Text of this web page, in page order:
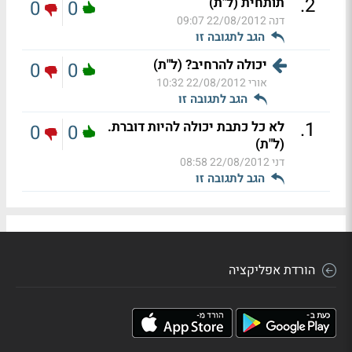
2
.
דנה22/08/2012 09:07
הגב לתגובה זו
0
0
יכולה להרחיב? (ל"ת)
אורי22/08/2012 10:32
הגב לתגובה זו
0
0
1
.
לא כל כתבת יכולה להיות דוברת.
(ל"ת)
דני22/08/2012 08:58
הגב לתגובה זו
0
0
הורדת אפליקציה